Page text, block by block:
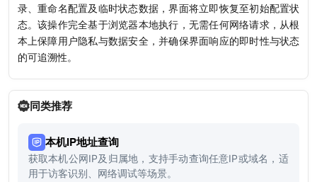
录、重命名配置及临时状态数据，界面将立即恢复至初始配置状
态。该操作完全基于浏览器本地执行，无需任何网络请求，从根
本上保障用户隐私与数据安全，并确保界面响应的即时性与状态
的可追溯性。
同类推荐
本机IP地址查询
获取本机公网IP及归属地，支持手动查询任意IP或域名，适
用于访客识别、网络调试等场景。